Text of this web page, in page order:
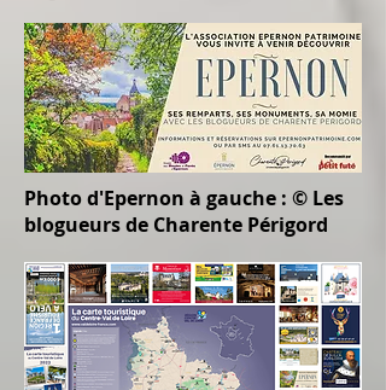
Photo d'Epernon à gauche : © Les
blogueurs de Charente Périgord